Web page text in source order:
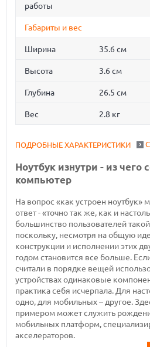
работы
Габариты и вес
Ширина 35.6 см
Высота 3.6 см
Глубина 26.5 см
Вес 2.8 кг
ПОДРОБНЫЕ ХАРАКТЕРИСТИКИ
Ноутбук изнутри - из чего
компьютер
На вопрос «как устроен ноутбук»
ответ - «точно так же, как и
большинство пользователей такой
поскольку, несмотря на общую
конструкции и исполнении этих
годом становится все больше.
считали в порядке вещей
устройствах одинаковые
практика себя исчерпала. Для
одно, для мобильных – другое.
примером может служить
мобильных платформ,
акселераторов.